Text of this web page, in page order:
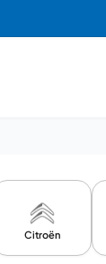
Citroën